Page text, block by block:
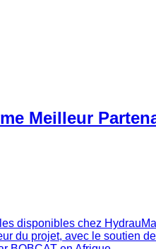
Meilleur
disponibles chez
du projet, avec le soutien